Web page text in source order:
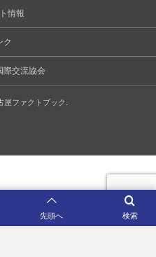
情報
ク
際交流協会
屋ファクトブック
検索
先頭へ